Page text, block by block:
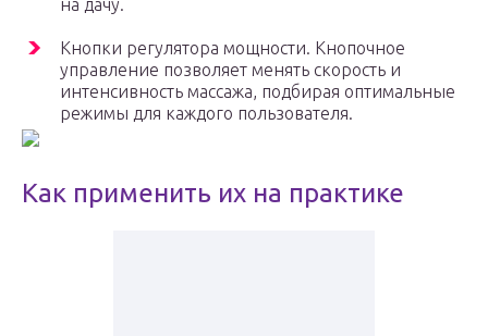
на дачу.
Кнопки регулятора мощности. Кнопочное
управление позволяет менять скорость и
интенсивность массажа, подбирая оптимальные
режимы для каждого пользователя.
Как применить их на практике